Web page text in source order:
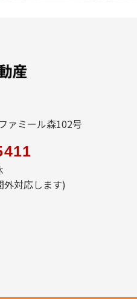
ァミール森102号
外対応します)